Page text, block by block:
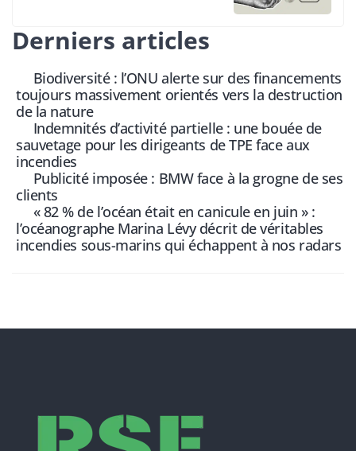
Derniers articles
Biodiversité : l’ONU alerte sur des financements
toujours massivement orientés vers la destruction
de la nature
Indemnités d’activité partielle : une bouée de
sauvetage pour les dirigeants de TPE face aux
incendies
Publicité imposée : BMW face à la grogne de ses
clients
« 82 % de l’océan était en canicule en juin » :
l’océanographe Marina Lévy décrit de véritables
incendies sous-marins qui échappent à nos radars